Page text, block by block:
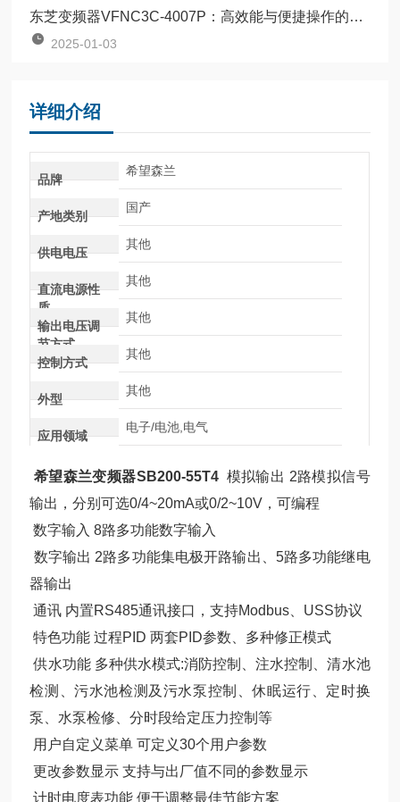
东芝变频器VFNC3C-4007P：高效能与便捷操作的结合
2025-01-03
详细介绍
品牌
希望森兰
产地类别
国产
供电电压
其他
直流电源性
质
其他
输出电压调
节方式
其他
控制方式
其他
外型
其他
应用领域
电子/电池,电气
希望森兰变频器SB200-55T4 模拟输出 2路模拟信号
输出，分别可选0/4~20mA或0/2~10V，可编程
数字输入 8路多功能数字输入
数字输出 2路多功能集电极开路输出、5路多功能继电
器输出
通讯 内置RS485通讯接口，支持Modbus、USS协议
特色功能 过程PID 两套PID参数、多种修正模式
供水功能 多种供水模式:消防控制、注水控制、清水池
检测、污水池检测及污水泵控制、休眠运行、定时换
泵、水泵检修、分时段给定压力控制等
用户自定义菜单 可定义30个用户参数
更改参数显示 支持与出厂值不同的参数显示
计时电度表功能 便于调整最佳节能方案